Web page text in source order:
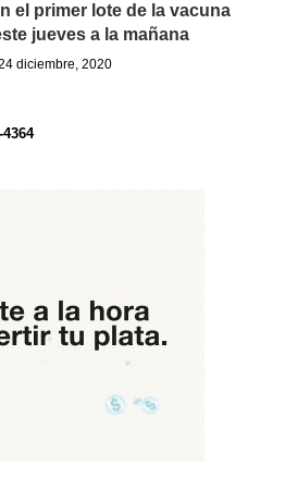
el primer lote de la vacuna
jueves a la mañana
diciembre, 2020